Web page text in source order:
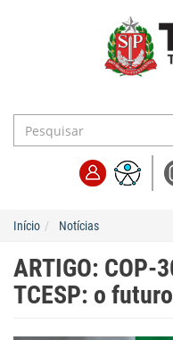
Início Notícias
ARTIGO: COP-
TCESP: o